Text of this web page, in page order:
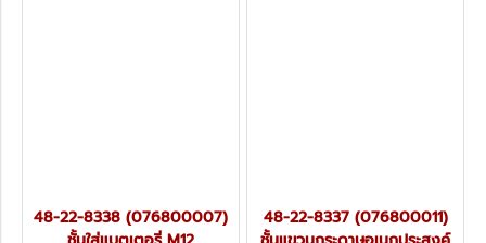
48-22-8338 (076800007)
48-22-8337 (076800011)